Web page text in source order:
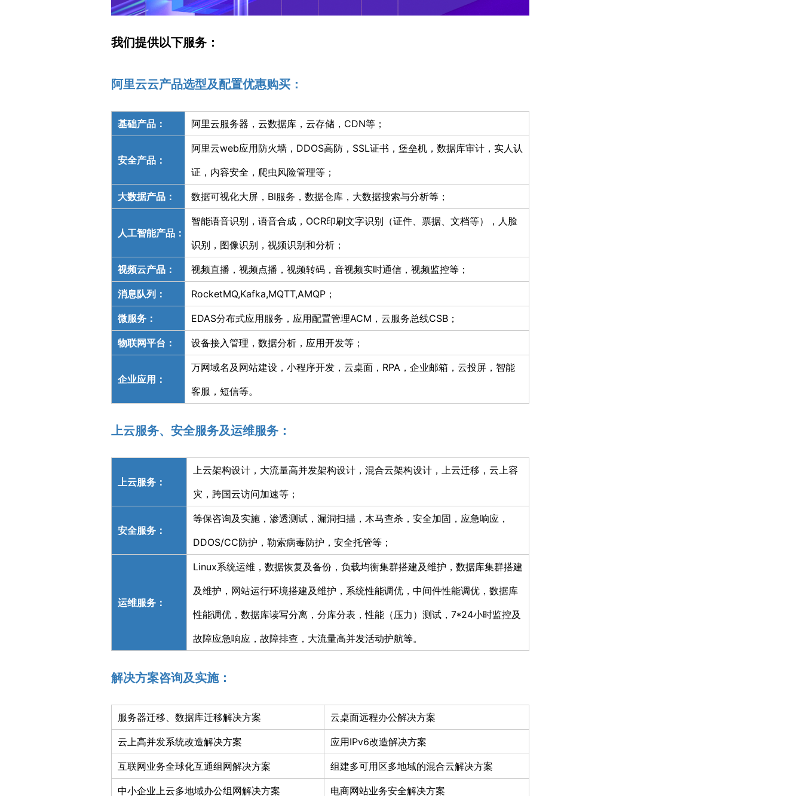
我们提供以下服务：
阿里云云产品选型及配置优惠购买：
基础产品： 阿里云服务器，云数据库，云存储，CDN等；
安全产品：
阿里云web应用防火墙，DDOS高防，SSL证书，堡垒机，数据库审计，实人认
证，内容安全，爬虫风险管理等；
大数据产品： 数据可视化大屏，BI服务，数据仓库，大数据搜索与分析等；
人工智能产品：
智能语音识别，语音合成，OCR印刷文字识别（证件、票据、文档等），人脸
识别，图像识别，视频识别和分析；
视频云产品： 视频直播，视频点播，视频转码，音视频实时通信，视频监控等；
消息队列： RocketMQ,Kafka,MQTT,AMQP；
微服务： EDAS分布式应用服务，应用配置管理ACM，云服务总线CSB；
物联网平台： 设备接入管理，数据分析，应用开发等；
企业应用：
万网域名及网站建设，小程序开发，云桌面，RPA，企业邮箱，云投屏，智能
客服，短信等。
上云服务、安全服务及运维服务：
上云服务：
上云架构设计，大流量高并发架构设计，混合云架构设计，上云迁移，云上容
灾，跨国云访问加速等；
安全服务：
等保咨询及实施，渗透测试，漏洞扫描，木马查杀，安全加固，应急响应，
DDOS/CC防护，勒索病毒防护，安全托管等；
运维服务：
Linux系统运维，数据恢复及备份，负载均衡集群搭建及维护，数据库集群搭建
及维护，网站运行环境搭建及维护，系统性能调优，中间件性能调优，数据库
性能调优，数据库读写分离，分库分表，性能（压力）测试，7*24小时监控及
故障应急响应，故障排查，大流量高并发活动护航等。
解决方案咨询及实施：
服务器迁移、数据库迁移解决方案 云桌面远程办公解决方案
云上高并发系统改造解决方案 应用IPv6改造解决方案
互联网业务全球化互通组网解决方案 组建多可用区多地域的混合云解决方案
中小企业上云多地域办公组网解决方案 电商网站业务安全解决方案